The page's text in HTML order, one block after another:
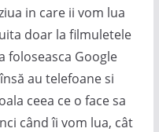
in care ii vom lua
doar la filmuletele
foloseasca Google
au telefoane si
ceea ce o face sa
când îi vom lua, cât